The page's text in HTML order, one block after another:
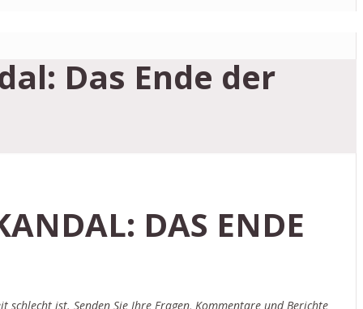
Das Ende der
DAS ENDE
schlecht ist. Senden Sie Ihre Fragen, Kommentare und Berichte